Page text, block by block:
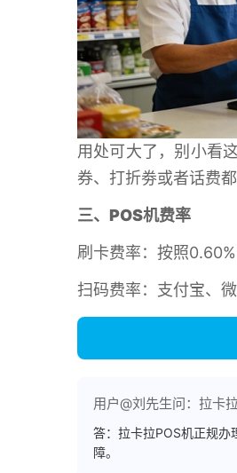
用处可大了，别小看
券、打折劵或者话费
三、POS机费率
刷卡费率：按照
扫码费率：支付宝、
用户@刘先生问：拉卡
答：拉卡拉POS机正规办
障。